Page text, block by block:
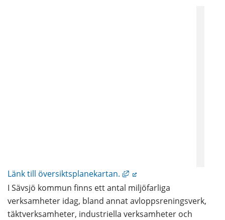
Länk till översiktsplanekartan.
Länk till annan
I Sävsjö kommun finns ett antal miljöfarliga
verksamheter idag, bland annat avloppsreningsverk,
täktverksamheter, industriella verksamheter och